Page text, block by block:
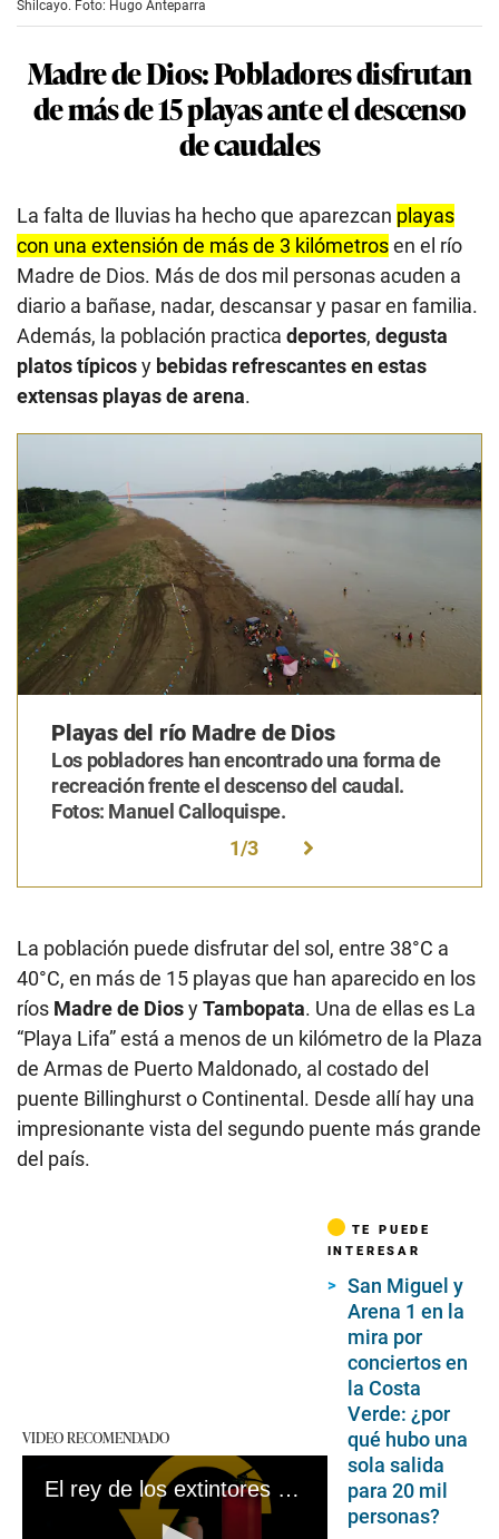
Shilcayo. Foto: Hugo Anteparra
Madre de Dios: Pobladores disfrutan
de más de 15 playas ante el descenso
de caudales
La falta de lluvias ha hecho que aparezcan playas
con una extensión de más de 3 kilómetrosen el río
Madre de Dios. Más de dos mil personas acuden a
diario a bañase, nadar, descansar y pasar en familia.
Además, la población practica deportes, degusta
platos típicosy bebidas refrescantes en estas
extensas playas de arena.
Playas del río Madre de Dios
Los pobladores han encontrado una forma de
recreación frente el descenso del caudal.
Fotos: Manuel Calloquispe.
1/3
La población puede disfrutar del sol, entre 38°C a
40°C, en más de 15 playas que han aparecido en los
ríos Madre de DiosyTambopata. Una de ellas es La
“Playa Lifa” está a menos de un kilómetro de la Plaza
de Armas de Puerto Maldonado, al costado del
puente Billinghurst o Continental. Desde allí hay una
impresionante vista del segundo puente más grande
del país.
VIDEO RECOMENDADO
El rey de los extintores bamba: exfuncionario factura cientos de miles de soles poniendo a riesgo a peruanos
TE PUEDE
INTERESAR
San Miguel y
Arena 1 en la
mira por
conciertos en
la Costa
Verde: ¿por
qué hubo una
sola salida
para 20 mil
personas?